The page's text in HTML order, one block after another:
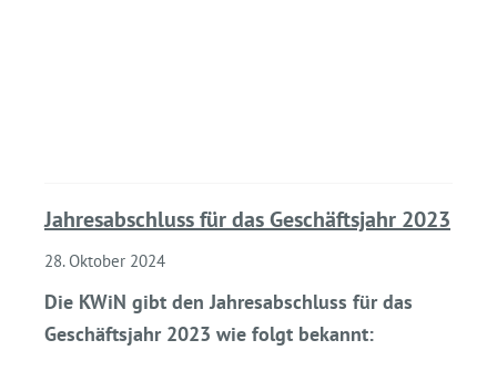
Jahresabschluss für das Geschäftsjahr 2023
28. Oktober 2024
Die KWiN gibt den Jahresabschluss für das
Geschäftsjahr 2023 wie folgt bekannt: